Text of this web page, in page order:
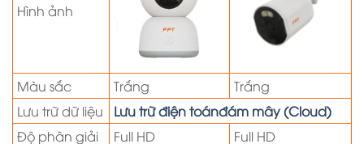
Hình ảnh
Màu sắc Trắng
Trắng
Lưu trữ dữ liệu
Lưu trữ điện toánđám mây (Cloud)
Độ phân giải
Full HD
Full HD